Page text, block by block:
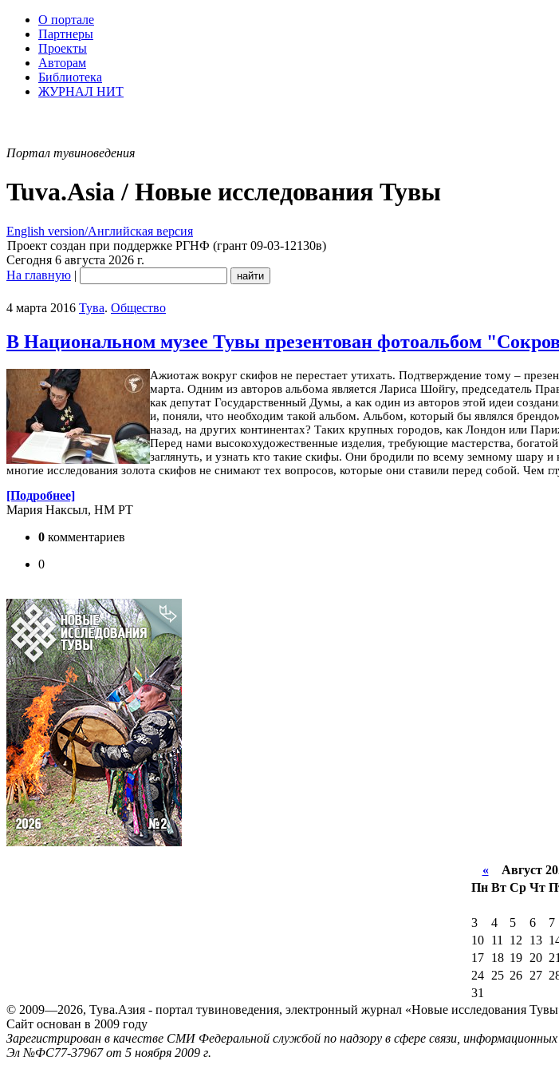
О портале
Партнеры
Проекты
Авторам
Библиотека
ЖУРНАЛ НИТ
Портал тувиноведения
Tuva.Asia / Новые исследования Тувы
English version/Английская версия
Проект создан при поддержке РГНФ (грант 09-03-12130в)
Сегодня 6 августа 2026 г.
На главную |
4 марта 2016 Тува. Общество
В Национальном музее Тувы презентован фотоальбом
Ажиотаж вокруг скифов не перестает утихать. Подтверждение тому –
марта. Одним из авторов альбома является Лариса Шойгу, председатель
как депутат Государственный Думы, а как один из авторов этой идеи
и, поняли, что необходим такой альбом. Альбом, который бы являлся
назад, на других континентах? Таких крупных городов, как Лондон или
Перед нами высокохудожественные изделия, требующие мастерства,
заглянуть, и узнать кто такие скифы. Они бродили по всему земному шару и
многие исследования золота скифов не снимают тех вопросов, которые они ставили перед собой. Чем
[Подробнее]
Мария Наксыл, НМ РТ
0 комментариев
0
«Август
Пн Вт Ср Чт
3
4 5 6 7
10
11 12 13
17
18 19 20 21
24
25 26 27
31
© 2009—2026, Тува.Азия - портал тувиноведения, электронный журнал «Новые исследования
Сайт основан в 2009 году
Зарегистрирован в качестве СМИ Федеральной службой по надзору в сфере связи,
Эл №ФС77-37967 от 5 ноября 2009 г.